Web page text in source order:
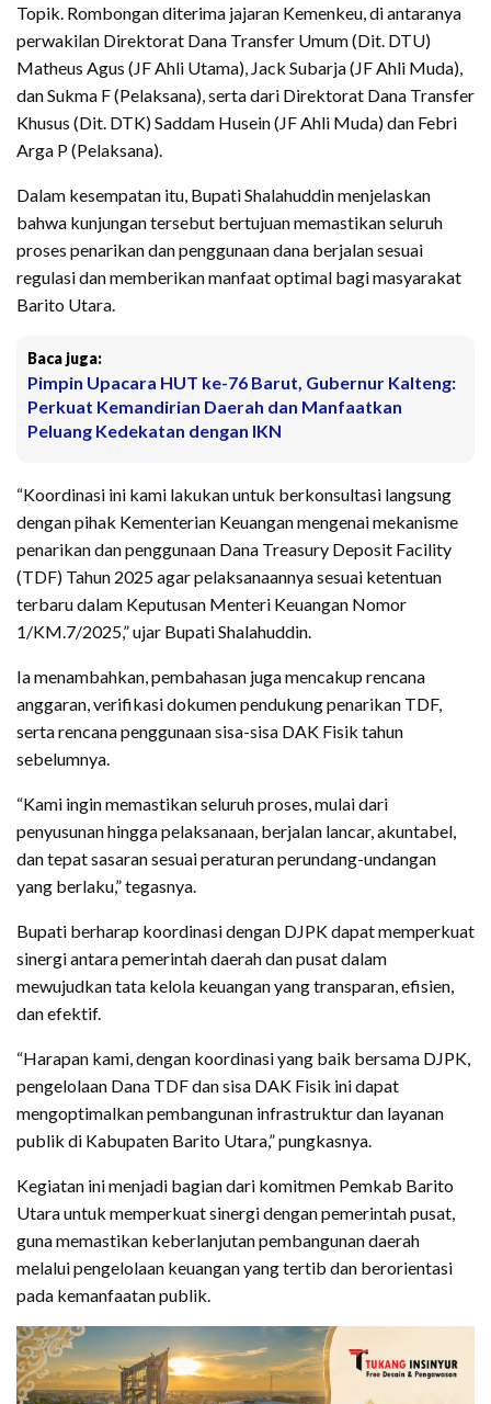
Topik. Rombongan diterima jajaran Kemenkeu, di antaranya
perwakilan Direktorat Dana Transfer Umum (Dit. DTU)
Matheus Agus (JF Ahli Utama), Jack Subarja (JF Ahli Muda),
dan Sukma F (Pelaksana), serta dari Direktorat Dana Transfer
Khusus (Dit. DTK) Saddam Husein (JF Ahli Muda) dan Febri
Arga P (Pelaksana).
Dalam kesempatan itu, Bupati Shalahuddin menjelaskan
bahwa kunjungan tersebut bertujuan memastikan seluruh
proses penarikan dan penggunaan dana berjalan sesuai
regulasi dan memberikan manfaat optimal bagi masyarakat
Barito Utara.
Baca juga:
Pimpin Upacara HUT ke-76 Barut, Gubernur Kalteng:
Perkuat Kemandirian Daerah dan Manfaatkan
Peluang Kedekatan dengan IKN
“Koordinasi ini kami lakukan untuk berkonsultasi langsung
dengan pihak Kementerian Keuangan mengenai mekanisme
penarikan dan penggunaan Dana Treasury Deposit Facility
(TDF) Tahun 2025 agar pelaksanaannya sesuai ketentuan
terbaru dalam Keputusan Menteri Keuangan Nomor
1/KM.7/2025,” ujar Bupati Shalahuddin.
Ia menambahkan, pembahasan juga mencakup rencana
anggaran, verifikasi dokumen pendukung penarikan TDF,
serta rencana penggunaan sisa-sisa DAK Fisik tahun
sebelumnya.
“Kami ingin memastikan seluruh proses, mulai dari
penyusunan hingga pelaksanaan, berjalan lancar, akuntabel,
dan tepat sasaran sesuai peraturan perundang-undangan
yang berlaku,” tegasnya.
Bupati berharap koordinasi dengan DJPK dapat memperkuat
sinergi antara pemerintah daerah dan pusat dalam
mewujudkan tata kelola keuangan yang transparan, efisien,
dan efektif.
“Harapan kami, dengan koordinasi yang baik bersama DJPK,
pengelolaan Dana TDF dan sisa DAK Fisik ini dapat
mengoptimalkan pembangunan infrastruktur dan layanan
publik di Kabupaten Barito Utara,” pungkasnya.
Kegiatan ini menjadi bagian dari komitmen Pemkab Barito
Utara untuk memperkuat sinergi dengan pemerintah pusat,
guna memastikan keberlanjutan pembangunan daerah
melalui pengelolaan keuangan yang tertib dan berorientasi
pada kemanfaatan publik.